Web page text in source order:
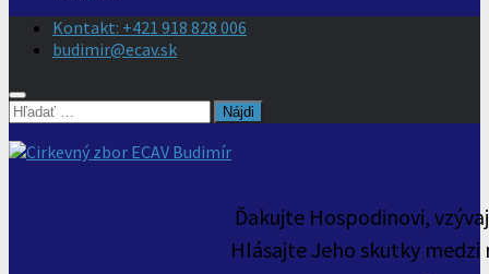
Kontakt: +421 918 828 006
budimir@ecav.sk
Hľadať:
Ďakujte Hospodinovi,
Hlásajte Jeho skutky medzi